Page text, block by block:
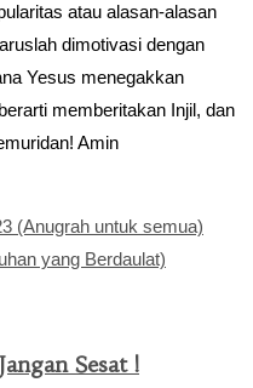
atau alasan-alasan
dimotivasi dengan
Yesus menegakkan
memberitakan Injil, dan
Amin
(Anugrah untuk semua)
yang Berdaulat)
Sesat !